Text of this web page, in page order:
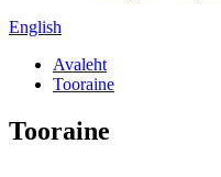
English
Avaleht
Tooraine
Tooraine